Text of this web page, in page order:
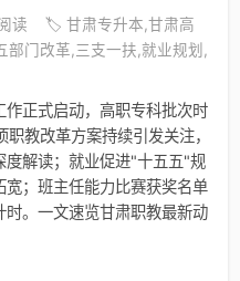
读
🏷️ 甘肃专升本,甘肃高
部门改革,三支一扶,就业规划,
正式启动，高职专科批次时
教改革方案持续引发关注，
度解读；就业促进"十五五"规
；班主任能力比赛获奖名单
。一文速览甘肃职教最新动